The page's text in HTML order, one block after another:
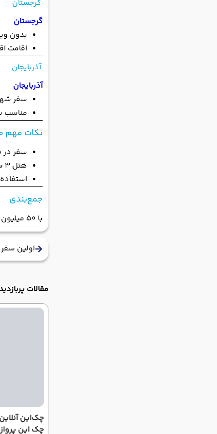
گرجستان
گرجستان
بدون
اقامت
آذربایجان
آذربایجان
سفر
مناسب سفر
نکات مهم
سفر
هتل 3 ستاره یا آپارتمان
جمع‌بندی
با 50 میلیون تومان، اگر انتظار لوکس نداشته باشی،
اولین
مقالات
چک‌این
چک این